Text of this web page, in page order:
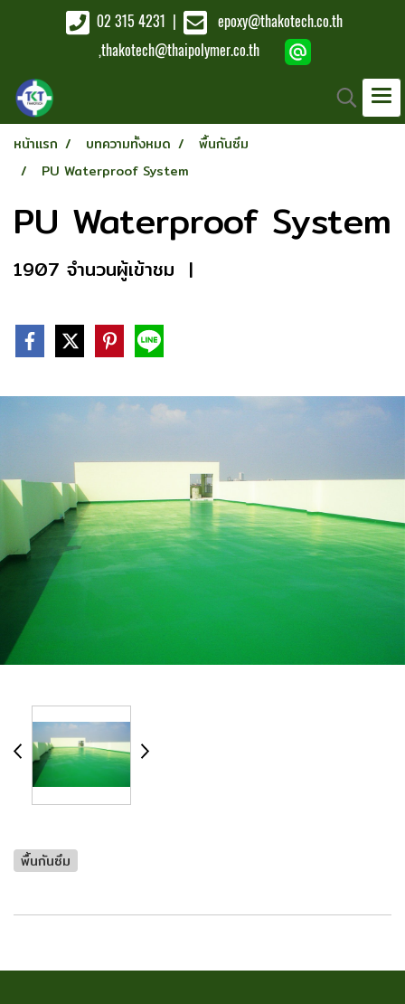
02 315 4231
epoxy@thakotech.co.th
,thakotech@thaipolymer.co.th
หน้าแรก บทความทั้งหมด
พื้นกันซึม
PU Waterproof System
PU Waterproof System
1907 จำนวนผู้เข้าชม |
พื้นกันซึม